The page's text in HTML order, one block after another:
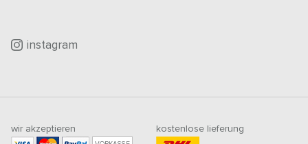
instagram
wir akzeptieren kostenlose lieferung